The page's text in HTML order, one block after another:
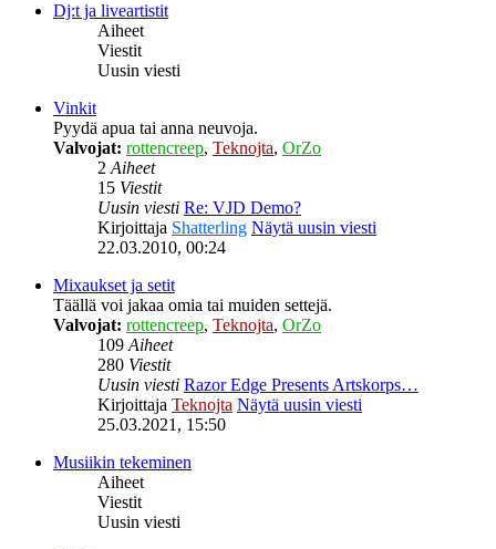
Dj:t ja liveartistit
Aiheet
Viestit
Uusin viesti
Vinkit
Pyydä apua tai anna neuvoja.
Valvojat: rottencreep, Teknojta, OrZo
2Aiheet
15 Viestit
Uusin viesti Re: VJD Demo?
Kirjoittaja Shatterling Näytä uusin viesti
22.03.2010, 00:24
Mixaukset ja setit
Täällä voi jakaa omia tai muiden settejä.
Valvojat: rottencreep, Teknojta, OrZo
109Aiheet
280 Viestit
Uusin viesti Razor Edge Presents Artskorps…
Kirjoittaja Teknojta Näytä uusin viesti
25.03.2021, 15:50
Musiikin tekeminen
Aiheet
Viestit
Uusin viesti